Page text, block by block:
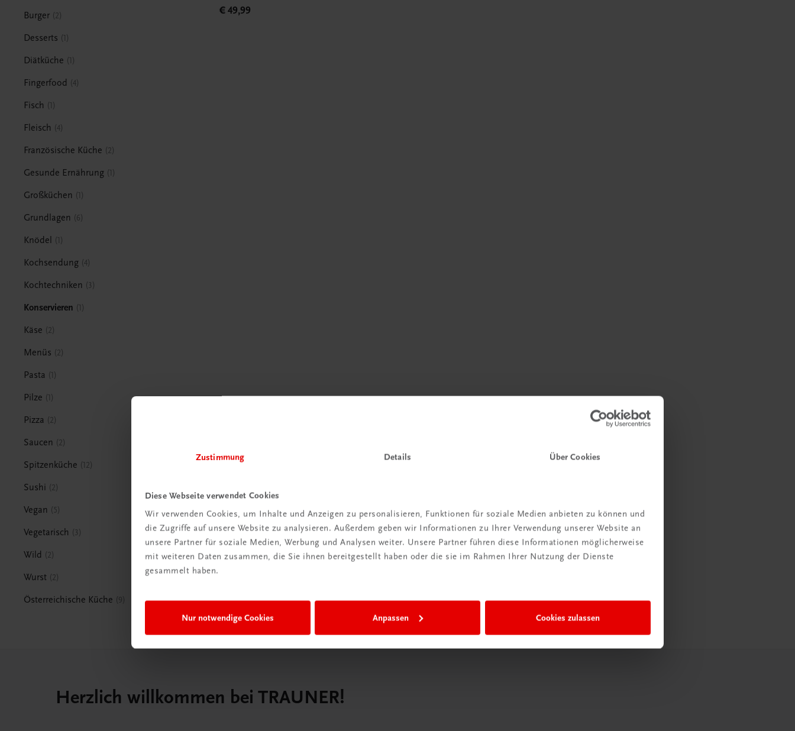
Zustimmung Details Über Cookies
Diese Webseite verwendet Cookies
Wir verwenden Cookies, um Inhalte und Anzeigen zu personalisieren, Funktionen für soziale Medien anbieten zu können und
die Zugriffe auf unsere Website zu analysieren. Außerdem geben wir Informationen zu Ihrer Verwendung unserer Website an
unsere Partner für soziale Medien, Werbung und Analysen weiter. Unsere Partner führen diese Informationen möglicherweise
mit weiteren Daten zusammen, die Sie ihnen bereitgestellt haben oder die sie im Rahmen Ihrer Nutzung der Dienste
gesammelt haben.
Nur notwendige Cookies Anpassen Cookies zulassen
Burger 2
Desserts 1
Diätküche 1
Fingerfood 4
Fisch 1
Fleisch 4
Französische Küche 2
Gesunde Ernährung 1
Großküchen 1
Grundlagen 6
Knödel 1
Kochsendung 4
Kochtechniken 3
Konservieren 1
Käse 2
Menüs 2
Pasta 1
Pilze 1
Pizza 2
Saucen 2
Spitzenküche 12
Sushi 2
Vegan 5
Vegetarisch 3
Wild 2
Wurst 2
Österreichische Küche 9
€ 49,99
Herzlich willkommen bei TRAUNER!